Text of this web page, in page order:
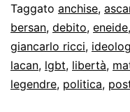
Taggato anchise,
bersan, debito, eneide,
giancarlo ricci,
lacan, lgbt, libertà,
legendre, politica,